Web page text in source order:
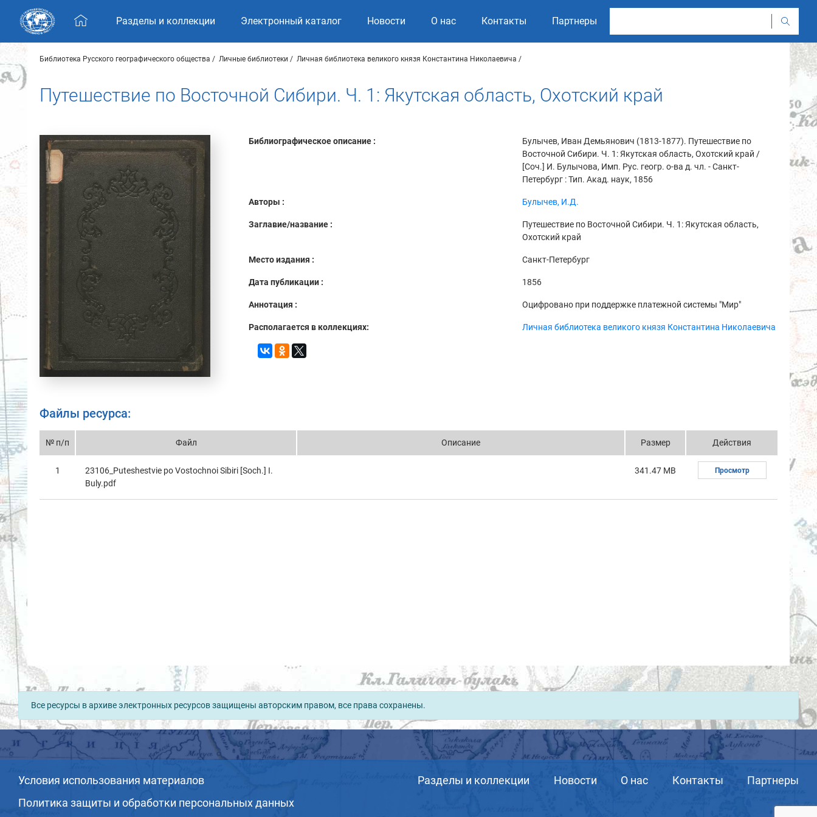
Skip navigation
Разделы и коллекции Электронный каталог Новости О нас Контакты Партнеры
Библиотека Русского географического общества Личные библиотеки Личная библиотека великого князя Константина Николаевича
Путешествие по Восточной Сибири. Ч. 1: Якутская область, Охотский край
Библиографическое описание :
Булычев, Иван Демьянович (1813-1877). Путешествие по
Восточной Сибири. Ч. 1: Якутская область, Охотский край /
[Соч.] И. Булычова, Имп. Рус. геогр. о-ва д. чл. - Санкт-
Петербург : Тип. Акад. наук, 1856
Авторы : Булычев, И.Д.
Заглавие/название :
Путешествие по Восточной Сибири. Ч. 1: Якутская область,
Охотский край
Место издания : Санкт-Петербург
Дата публикации : 1856
Аннотация : Оцифровано при поддержке платежной системы "Мир"
Располагается в коллекциях: Личная библиотека великого князя Константина Николаевича
Файлы ресурса:
№ п/п Файл Описание Размер Действия
1
23106_Puteshestvie po Vostochnoi Sibiri [Soch.] I.
Buly.pdf
341.47 MB Просмотр
Все ресурсы в архиве электронных ресурсов защищены авторским правом, все права сохранены.
Условия использования материалов
Политика защиты и обработки персональных данных
Разделы и коллекции Новости О нас Контакты Партнеры